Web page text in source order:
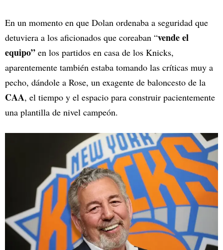
En un momento en que Dolan ordenaba a seguridad que
detuviera a los aficionados que coreaban “vende el
equipo” en los partidos en casa de los Knicks,
aparentemente también estaba tomando las críticas muy a
pecho, dándole a Rose, un exagente de baloncesto de la
CAA, el tiempo y el espacio para construir pacientemente
una plantilla de nivel campeón.